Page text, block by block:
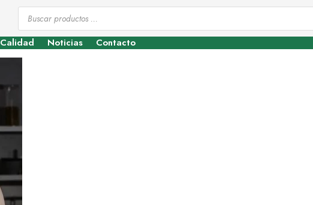
Calidad Noticias Contacto